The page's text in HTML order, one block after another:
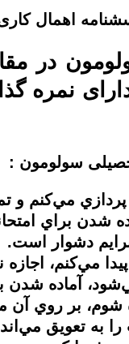
اهمال
دارای
سولومون :